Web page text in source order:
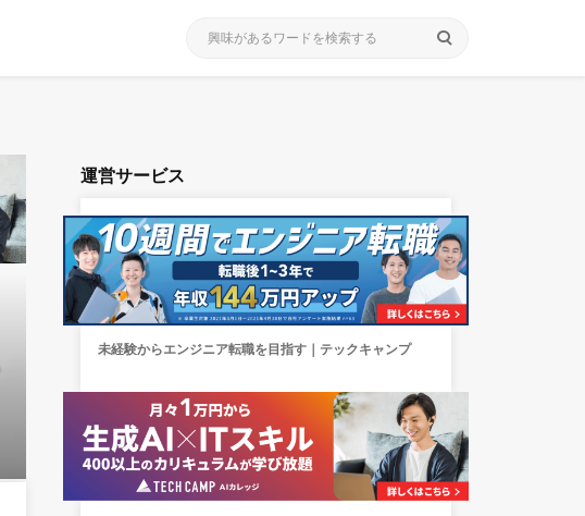
search
運営サービス
未経験からエンジニア転職を目指す｜テックキャンプ